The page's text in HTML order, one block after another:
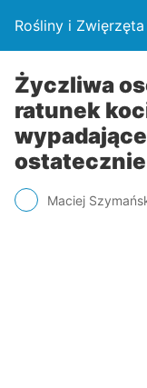
Rośliny i Zwięrzęta
Życzliwa
ratunek
Maciej